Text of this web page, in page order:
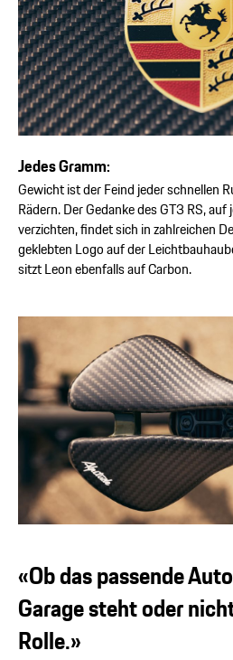
Jedes Gramm:
Gewicht ist der Feind jeder schnellen
Rädern. Der Gedanke des GT3 RS,
verzichten, findet sich in zahlreichen
geklebten Logo auf der
sitzt Leon ebenfalls auf Carbon.
«Ob das passende
Garage steht oder
Rolle.»